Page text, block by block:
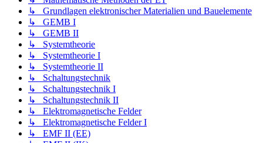
↳ Grundlagen elektronischer Materialien und Bauelemente
↳ GEMB I
↳ GEMB II
↳ Systemtheorie
↳ Systemtheorie I
↳ Systemtheorie II
↳ Schaltungstechnik
↳ Schaltungstechnik I
↳ Schaltungstechnik II
↳ Elektromagnetische Felder
↳ Elektromagnetische Felder I
↳ EMF II (EE)